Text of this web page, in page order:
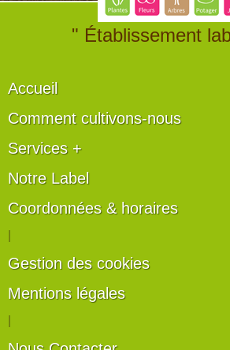
" Établissement
Accueil
Comment cultivons-nous
Services +
Notre Label
Coordonnées & horaires
Gestion des cookies
Mentions légales